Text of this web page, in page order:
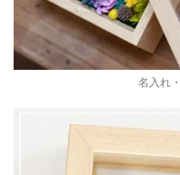
名入れ